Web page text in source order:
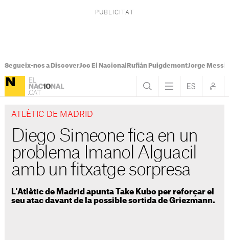
Segueix-nos a DiscoverJoc El Nacional Rufián PuigdemontJorge Messi
ATLÈTIC DE MADRID
Diego Simeone fica en un
problema Imanol Alguacil
amb un fitxatge sorpresa
L'Atlètic de Madrid apunta Take Kubo per reforçar el
seu atac davant de la possible sortida de Griezmann.